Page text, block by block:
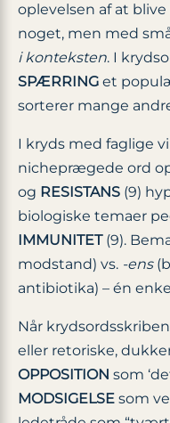
oplevelsen af at
noget, men med
i konteksten. I
SPÆRRING et
sorterer mange
I kryds med faglige
nicheprægede ord
og RESISTANS (9)
biologiske temaer
IMMUNITET(9).
modstand) vs. -ens
antibiotika) – én
Når
eller retoriske,
OPPOSITION som
MODSIGELSE som